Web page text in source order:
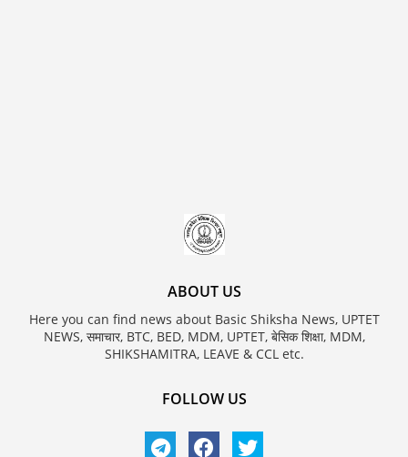
ABOUT US
Here you can find news about Basic Shiksha News, UPTET
NEWS, समाचार, BTC, BED, MDM, UPTET, बेसिक शिक्षा, MDM,
SHIKSHAMITRA, LEAVE & CCL etc.
FOLLOW US